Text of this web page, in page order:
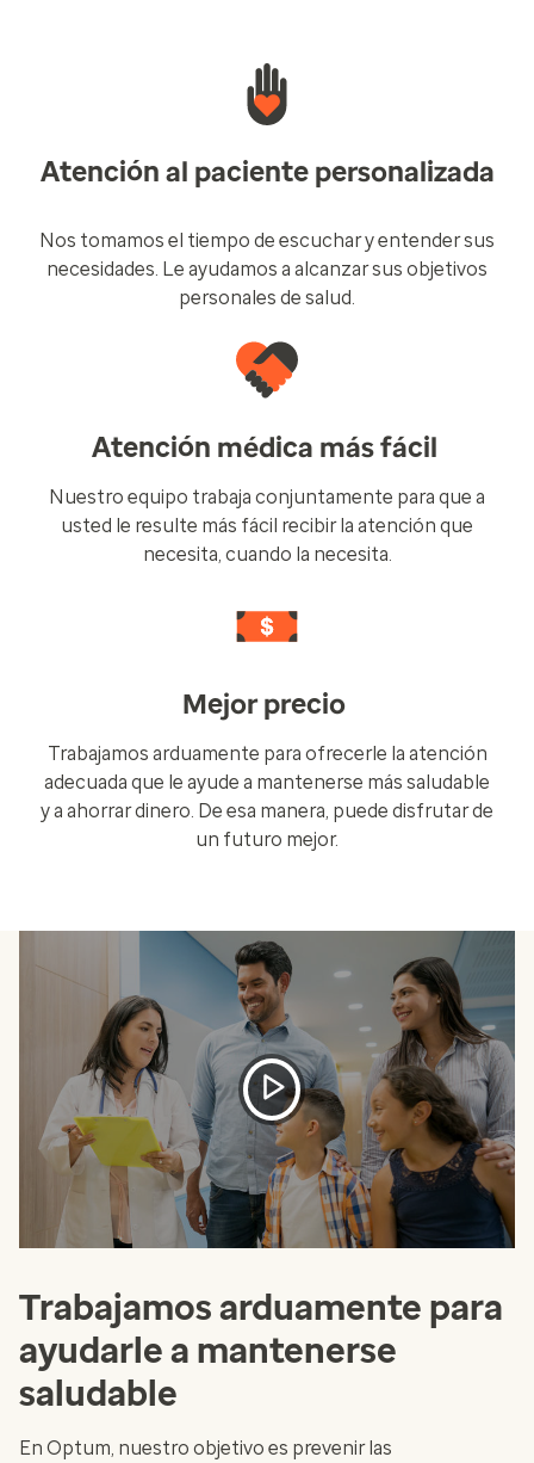
Atención al paciente personalizada
Nos tomamos el tiempo de escuchar y entender sus
necesidades. Le ayudamos a alcanzar sus objetivos
personales de salud.
Atención médica más fácil
Nuestro equipo trabaja conjuntamente para que a
usted le resulte más fácil recibir la atención que
necesita, cuando la necesita.
Mejor precio
Trabajamos arduamente para ofrecerle la atención
adecuada que le ayude a mantenerse más saludable
y a ahorrar dinero. De esa manera, puede disfrutar de
un futuro mejor.
Trabajamos arduamente para
ayudarle a mantenerse
saludable
En Optum, nuestro objetivo es prevenir las